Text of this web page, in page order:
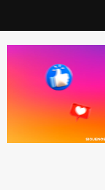
al
contenido